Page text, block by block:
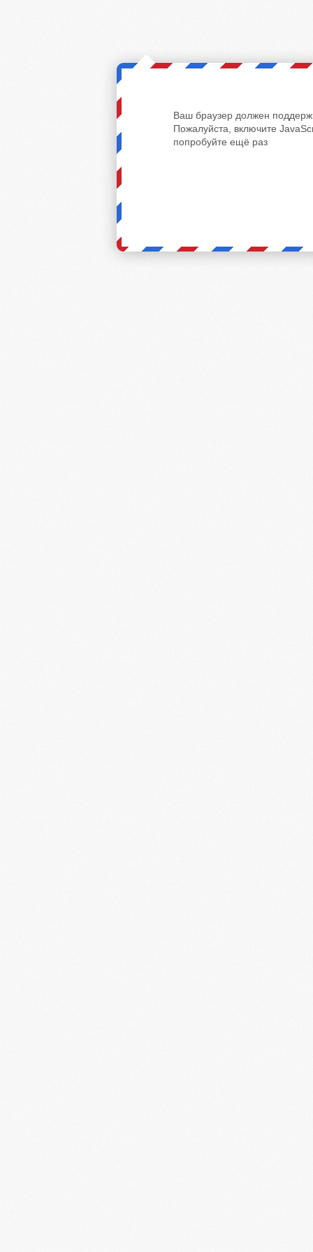
Ваш браузер должен
Пожалуйста, включите
попробуйте ещё раз